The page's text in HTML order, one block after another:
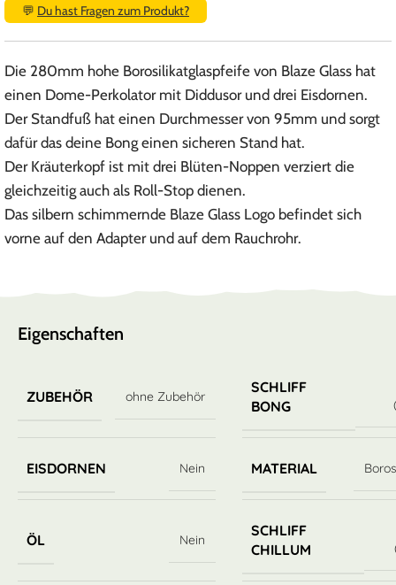
💬 Du hast Fragen zum Produkt?
Die 280mm hohe Borosilikatglaspfeife von Blaze Glass hat
einen Dome-Perkolator mit Diddusor und drei Eisdornen.
Der Standfuß hat einen Durchmesser von 95mm und sorgt
dafür das deine Bong einen sicheren Stand hat.
Der Kräuterkopf ist mit drei Blüten-Noppen verziert die
gleichzeitig auch als Roll-Stop dienen.
Das silbern schimmernde Blaze Glass Logo befindet sich
vorne auf den Adapter und auf dem Rauchrohr.
Eigenschaften
ZUBEHÖR ohne Zubehör
SCHLIFF
BONG
EISDORNEN Nein MATERIAL
ÖL Nein
SCHLIFF
CHILLUM